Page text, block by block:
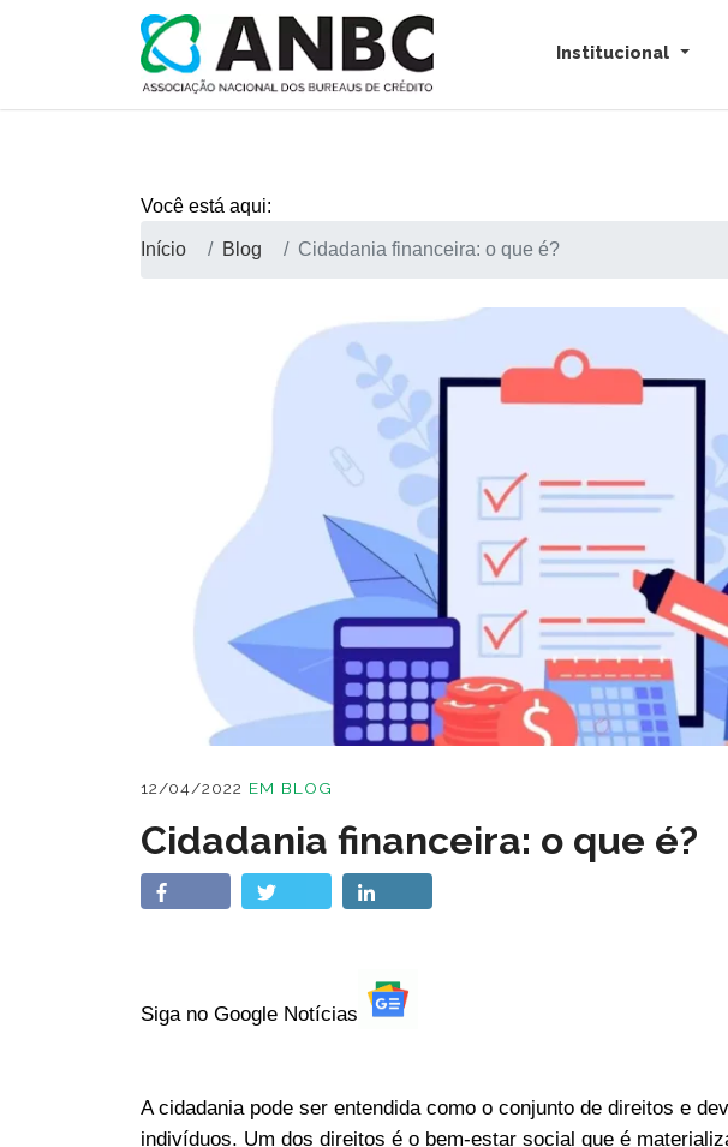
Institucional
Você está aqui:
Início Blog Cidadania financeira: o que é?
12/04/2022 EM BLOG
Cidadania financeira: o que é?
Siga no Google Notícias
A cidadania pode ser entendida como o conjunto de direitos e
indivíduos. Um dos direitos é o bem-estar social que é